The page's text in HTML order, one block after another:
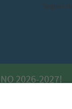
Seguici su
2026-2027!